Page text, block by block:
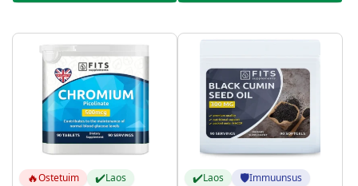
🔥Ostetuim ✔️Laos ✔️Laos 🛡️Immuunsus